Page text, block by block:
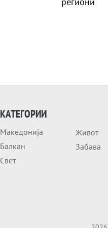
КАТЕГОРИИ
Македонија
Балкан
Свет
Живот
Забава